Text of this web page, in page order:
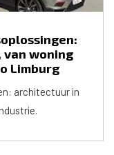
woning
Limburg
architectuur in